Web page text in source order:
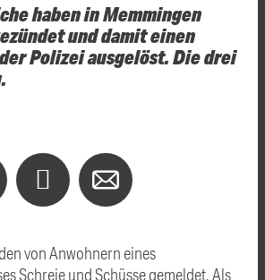
haben in Memmingen
und damit einen
Polizei ausgelöst. Die drei
von Anwohnern eines
Schreie und Schüsse gemeldet. Als